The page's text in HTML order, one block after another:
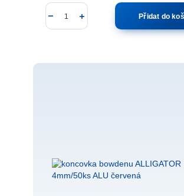
Přidat do